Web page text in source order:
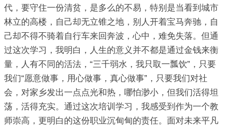
代，要守住一份清贫，是多么的不易，特别是当看到城市
林立的高楼，自己却无立锥之地，别人开着宝马奔驰，自
己却不得不骑着自行车来回奔波，心中，难免失落。但通
过这次学习，我明白，人生的意义并不都是通过金钱来衡
量，人有不同的活法，“三千弱水，我只取一瓢饮”，只要
我们“愿意做事，用心做事，真心做事”，只要我们对社
会，对家乡发出一点点光和热，哪怕渺小，但我们活得坦
荡，活得充实。通过这次培训学习，我感受到作为一个教
师崇高，更明白的这份职业沉甸甸的责任。面对未来平凡